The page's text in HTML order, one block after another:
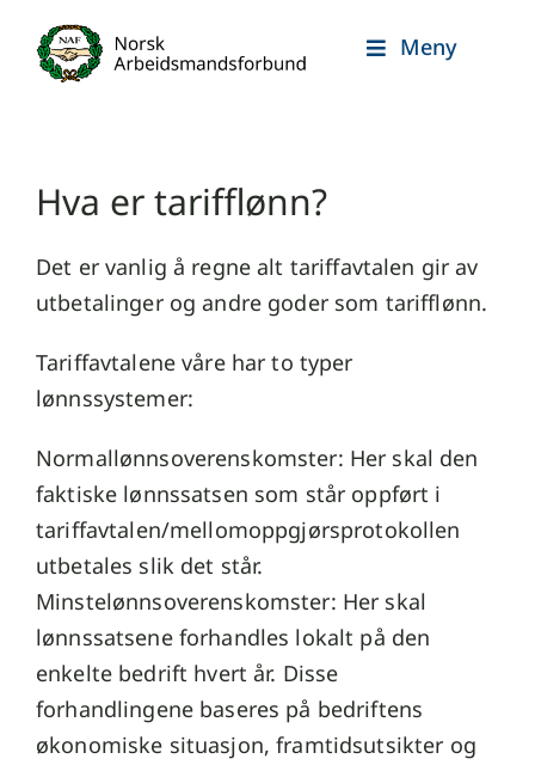
content
Meny
Hva er tarifflønn?
Det er vanlig å regne alt tariffavtalen gir av
utbetalinger og andre goder som tarifflønn.
Tariffavtalene våre har to typer
lønnssystemer:
Normallønnsoverenskomster: Her skal den
faktiske lønnssatsen som står oppført i
tariffavtalen/mellomoppgjørsprotokollen
utbetales slik det står.
Minstelønnsoverenskomster: Her skal
lønnssatsene forhandles lokalt på den
enkelte bedrift hvert år. Disse
forhandlingene baseres på bedriftens
økonomiske situasjon, framtidsutsikter og